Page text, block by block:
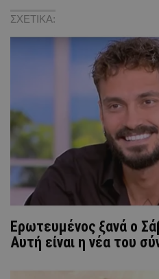
ΣΧΕΤΙΚΑ:
Ερωτευμένος ξανά ο
Αυτή είναι η νέα του